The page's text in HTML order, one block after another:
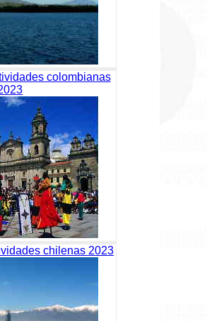
colombianas
chilenas 2023